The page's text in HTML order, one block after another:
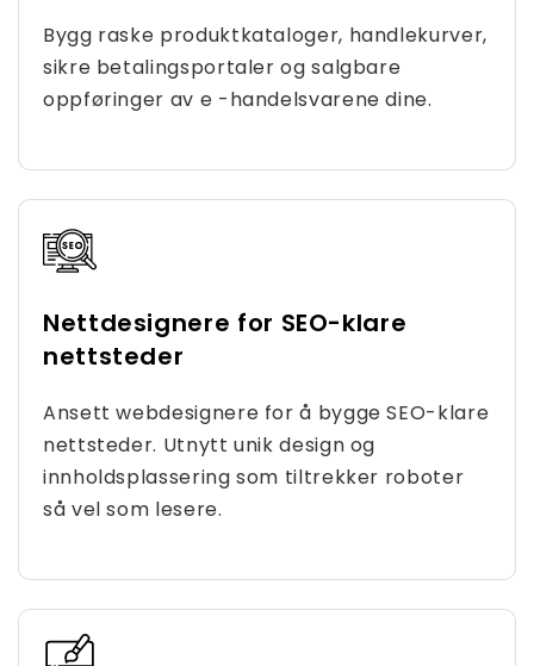
Bygg raske produktkataloger, handlekurver,
sikre betalingsportaler og salgbare
oppføringer av e -handelsvarene dine.
Nettdesignere for SEO-klare
nettsteder
Ansett webdesignere for å bygge SEO-klare
nettsteder. Utnytt unik design og
innholdsplassering som tiltrekker roboter
så vel som lesere.